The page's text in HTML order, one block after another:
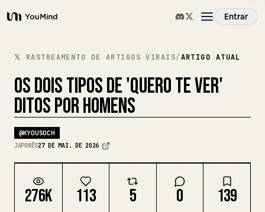
YouMind
Entrar
Visão Geral
Casos de Uso
Habilidades
Prompts
Preços
𝕏 RASTREAMENTO DE ARTIGOS VIRAIS/ARTIGO ATUAL
OS DOIS TIPOS DE 'QUERO TE VER'
DITOS POR HOMENS
@KYOUSOCH
JAPONÊS27 DE MAI. DE 2026
276K 113 5 0 139